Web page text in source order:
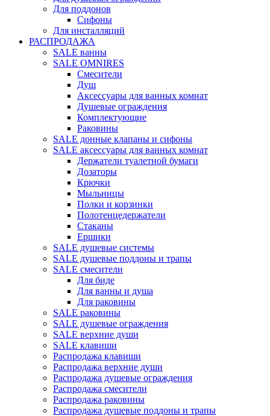
Для поддонов
Сифоны
Для инсталляций
РАСПРОДАЖА
SALE ванны
SALE OMNIRES
Смесители
Душ
Аксессуары для ванных комнат
Душевые ограждения
Комплектующие
Раковины
SALE донные клапаны и сифоны
SALE аксессуары для ванных комнат
Держатели туалетной бумаги
Дозаторы
Крючки
Мыльницы
Полки и корзинки
Полотенцедержатели
Стаканы
Ершики
SALE душевые системы
SALE душевые поддоны и трапы
SALE смесители
Для биде
Для ванны и душа
Для раковины
SALE раковины
SALE душевые ограждения
SALE верхние души
SALE клавиши
Распродажа клавиши
Распродажа верхние души
Распродажа душевые ограждения
Распродажа смесители
Распродажа раковины
Распродажа душевые поддоны и трапы